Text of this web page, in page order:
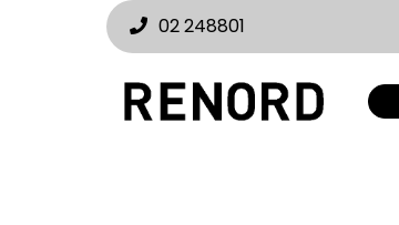
02 248801